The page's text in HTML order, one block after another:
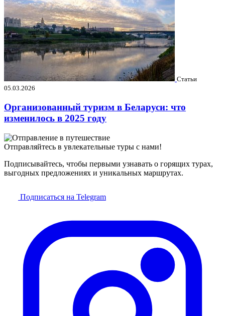
Статьи
05.03.2026
Организованный туризм в Беларуси: что
изменилось в 2025 году
Отправляйтесь в увлекательные туры с нами!
Подписывайтесь, чтобы первыми узнавать о горящих турах,
выгодных предложениях и уникальных маршрутах.
Подписаться на Telegram